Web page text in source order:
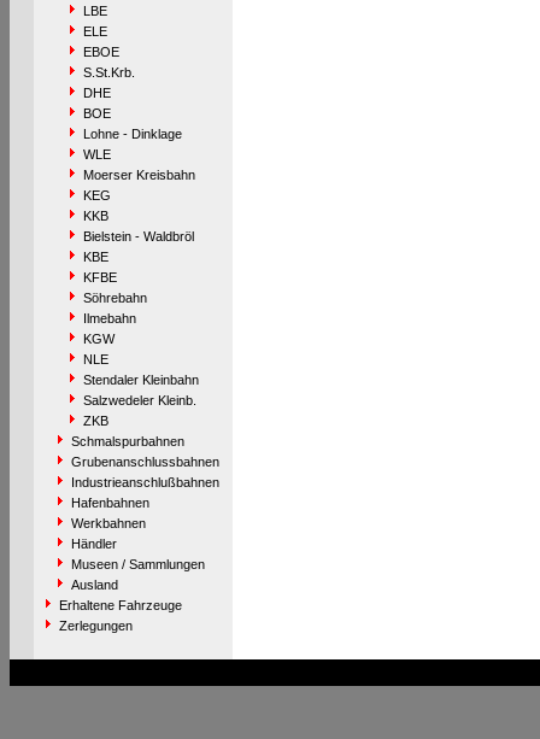
LBE
ELE
EBOE
S.St.Krb.
DHE
BOE
Lohne - Dinklage
WLE
Moerser Kreisbahn
KEG
KKB
Bielstein - Waldbröl
KBE
KFBE
Söhrebahn
Ilmebahn
KGW
NLE
Stendaler Kleinbahn
Salzwedeler Kleinb.
ZKB
Schmalspurbahnen
Grubenanschlussbahnen
Industrieanschlußbahnen
Hafenbahnen
Werkbahnen
Händler
Museen / Sammlungen
Ausland
Erhaltene Fahrzeuge
Zerlegungen